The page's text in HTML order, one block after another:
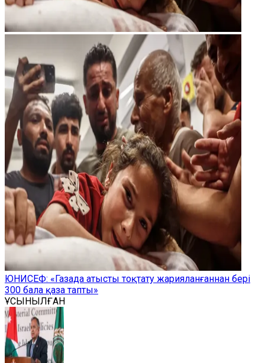
ЮНИСЕФ: «Газада атысты тоқтату жарияланғаннан бері
300 бала қаза тапты»
ҰСЫНЫЛҒАН